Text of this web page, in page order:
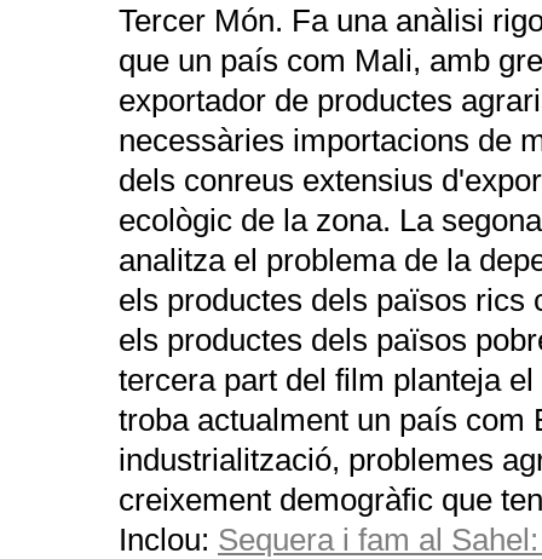
Tercer Món. Fa una anàlisi
que un país com Mali, amb
exportador de productes
necessàries importacions de
dels conreus extensius
ecològic de la zona. La
analitza el problema de la
els productes dels països rics
els productes dels països
tercera part del film planteja
troba actualment un país com
industrialització, problemes
creixement demogràfic que
Inclou: Sequera i fam al